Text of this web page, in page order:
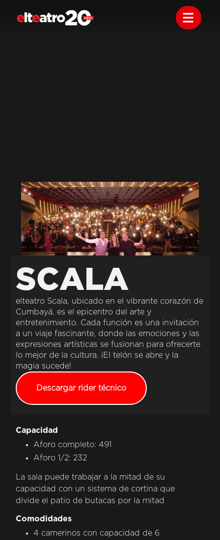
SCALA
elteatro Scala, ubicado en el vibrante corazón de
Cumbayá, es el epicentro del arte y
entretenimiento. Cada función es una invitación
a un viaje fascinante, donde las emociones y las
expresiones artísticas se fusionan para ofrecerte
lo mejor de la cultura. ¡El telón se abre y la
magia sucede!
Descargar rider técnico
Capacidad
Aforo completo: 491
Aforo 1/2: 232
La sala puede trabajar a la mitad de su
capacidad con un sistema de cortina que
divide el patio de butacas por la mitad
Comodidades
4 camerinos con capacidad de 6